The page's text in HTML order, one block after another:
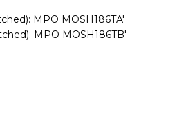
MPO MOSH186TA'
MPO MOSH186TB'